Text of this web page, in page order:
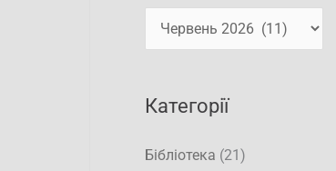
т
Категорії
Бібліотека (21)